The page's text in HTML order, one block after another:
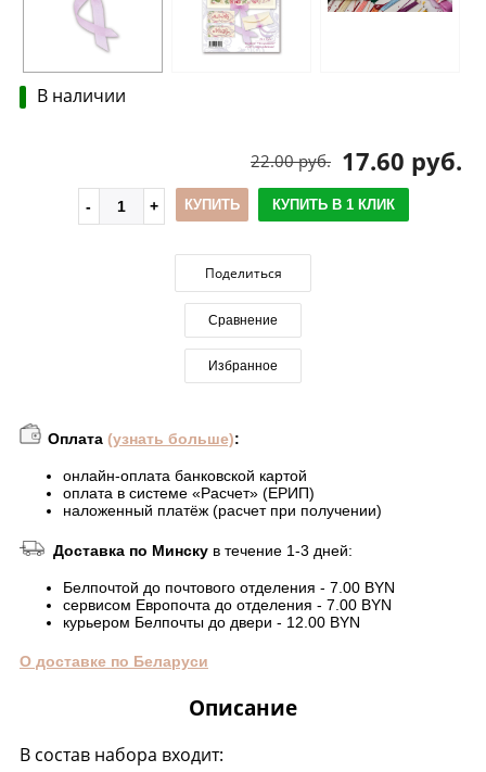
В наличии
17.60 руб.
22.00 руб.
КУПИТЬ КУПИТЬ В 1 КЛИК
Поделиться
Сравнение
Избранное
Оплата (узнать больше):
онлайн-оплата банковской картой
оплата в системе «Расчет» (ЕРИП)
наложенный платёж (расчет при получении)
Доставка по Минску в течение 1-3 дней:
Белпочтой до почтового отделения - 7.00 BYN
сервисом Европочта до отделения - 7.00 BYN
курьером Белпочты до двери - 12.00 BYN
О доставке по Беларуси
Описание
В состав набора входит: